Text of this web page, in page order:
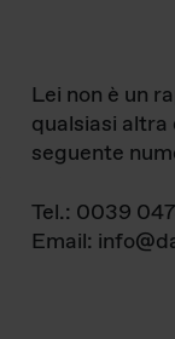
Lei non è un
qualsiasi
seguente
Tel.: 0039
Email: